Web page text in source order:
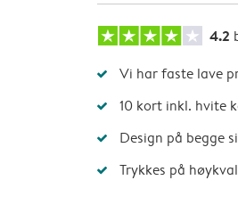
4.2
Vi har faste lave
10 kort inkl. hvite
Design på begge
Trykkes på